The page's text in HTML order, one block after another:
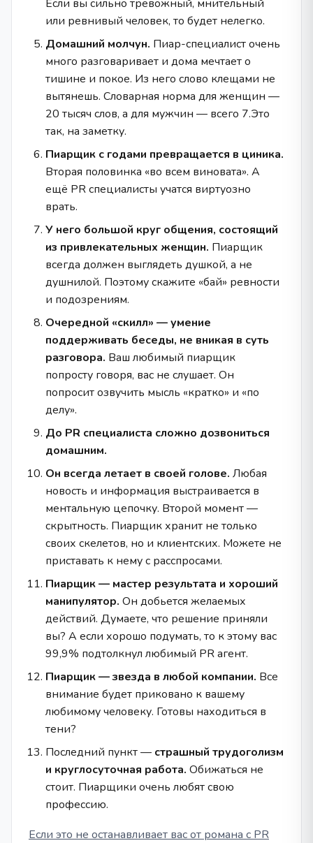
Если вы сильно тревожный, мнительный
или ревнивый человек, то будет нелегко.
Домашний молчун. Пиар-специалист очень
много разговаривает и дома мечтает о
тишине и покое. Из него слово клещами не
вытянешь. Словарная норма для женщин —
20 тысяч слов, а для мужчин — всего 7.Это
так, на заметку.
Пиарщик с годами превращается в циника.
Вторая половинка «во всем виновата». А
ещё PR специалисты учатся виртуозно
врать.
У него большой круг общения, состоящий
из привлекательных женщин. Пиарщик
всегда должен выглядеть душкой, а не
душнилой. Поэтому скажите «бай» ревности
и подозрениям.
Очередной «скилл» — умение
поддерживать беседы, не вникая в суть
разговора. Ваш любимый пиарщик
попросту говоря, вас не слушает. Он
попросит озвучить мысль «кратко» и «по
делу».
До PR специалиста сложно дозвониться
домашним.
Он всегда летает в своей голове. Любая
новость и информация выстраивается в
ментальную цепочку. Второй момент —
скрытность. Пиарщик хранит не только
своих скелетов, но и клиентских. Можете не
приставать к нему с расспросами.
Пиарщик — мастер результата и хороший
манипулятор. Он добьется желаемых
действий. Думаете, что решение приняли
вы? А если хорошо подумать, то к этому вас
99,9% подтолкнул любимый PR агент.
Пиарщик — звезда в любой компании. Все
внимание будет приковано к вашему
любимому человеку. Готовы находиться в
тени?
Последний пункт — страшный трудоголизм
и круглосуточная работа. Обижаться не
стоит. Пиарщики очень любят свою
профессию.
Если это не останавливает вас от романа с PR